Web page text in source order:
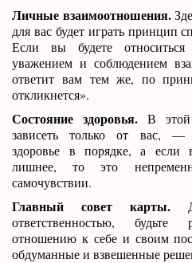
Личные взаимоотношения.
для вас будет играть принцип
Если вы будете
уважением и соблюдением
ответит вам тем же, по
откликнется».
Состояние здоровья. В этой
зависеть только от вас, —
здоровье в порядке, а если
лишнее, то это
самочувствии.
Главный совет карты.
ответственностью,
отношению к себе и своим
обдуманные и взвешенные